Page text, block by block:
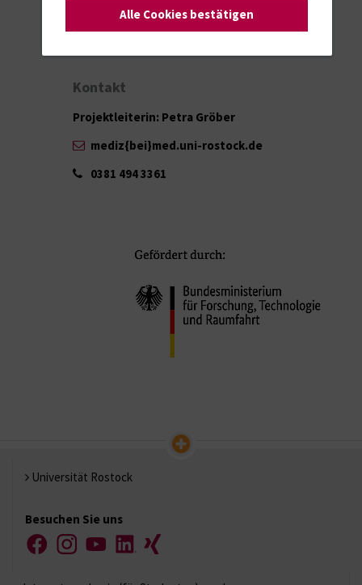
Kontakt
Projektleiterin: Petra Gröber
mediz{bei}med.uni-rostock.de
0381 494 3361
Universität Rostock
Besuchen Sie uns
FacebookInstagramYouTubeLinkedIn
Xing
Alle Cookies bestätigen